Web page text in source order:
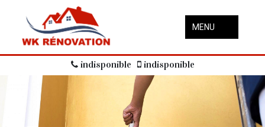
MENU
indisponible indisponible